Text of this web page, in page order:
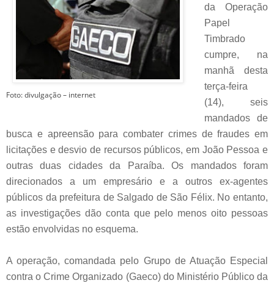
Foto: divulgação – internet
da Operação
Papel
Timbrado
cumpre, na
manhã desta
terça-feira
(14), seis
mandados de
busca e apreensão para combater crimes de fraudes em
licitações e desvio de recursos públicos, em João Pessoa e
outras duas cidades da Paraíba. Os mandados foram
direcionados a um empresário e a outros ex-agentes
públicos da prefeitura de Salgado de São Félix. No entanto,
as investigações dão conta que pelo menos oito pessoas
estão envolvidas no esquema.
A operação, comandada pelo Grupo de Atuação Especial
contra o Crime Organizado (Gaeco) do Ministério Público da